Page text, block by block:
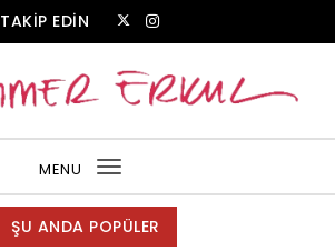
TAKİP EDİN
MENU
Toggle
navigation
ŞU ANDA POPÜLER